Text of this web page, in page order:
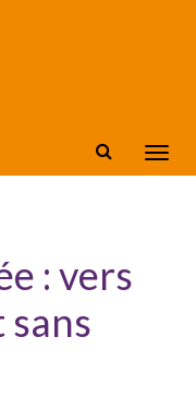
: vers
sans